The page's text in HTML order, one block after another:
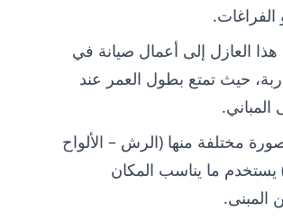
الفراغات.
هذا العازل إلى أعمال صيانة في
حيث تمتع بطول العمر عند
مختلفة منها (الرش – الألواح
يستخدم ما يناسب المكان
المبنى.